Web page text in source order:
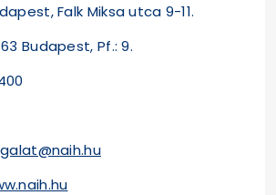
Falk Miksa utca 9-11.
Budapest, Pf.: 9.